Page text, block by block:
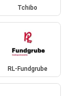
Tchibo
RL-Fundgrube